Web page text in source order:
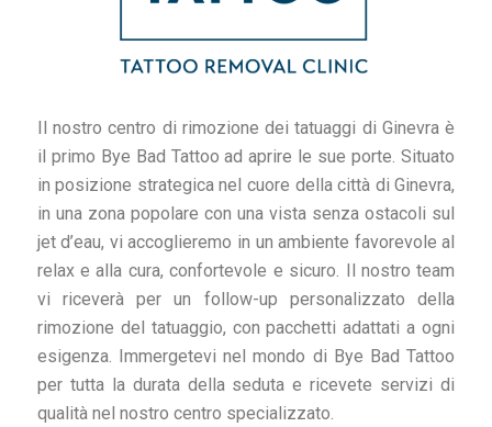
Il nostro centro di rimozione dei tatuaggi di Ginevra è
il primo Bye Bad Tattoo ad aprire le sue porte. Situato
in posizione strategica nel cuore della città di Ginevra,
in una zona popolare con una vista senza ostacoli sul
jet d’eau, vi accoglieremo in un ambiente favorevole al
relax e alla cura, confortevole e sicuro. Il nostro team
vi riceverà per un follow-up personalizzato della
rimozione del tatuaggio, con pacchetti adattati a ogni
esigenza. Immergetevi nel mondo di Bye Bad Tattoo
per tutta la durata della seduta e ricevete servizi di
qualità nel nostro centro specializzato.